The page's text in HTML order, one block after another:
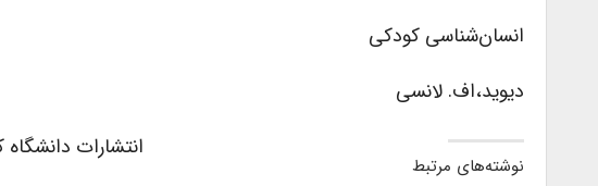
انسان‌شناسی کودکی
دیوید،اف. لانسی
نوشته‌های مرتبط
انتشارات دانشگاه